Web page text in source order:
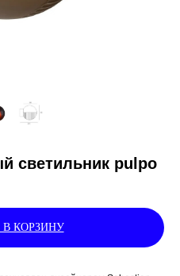
светильник pulpo
КОРЗИНУ